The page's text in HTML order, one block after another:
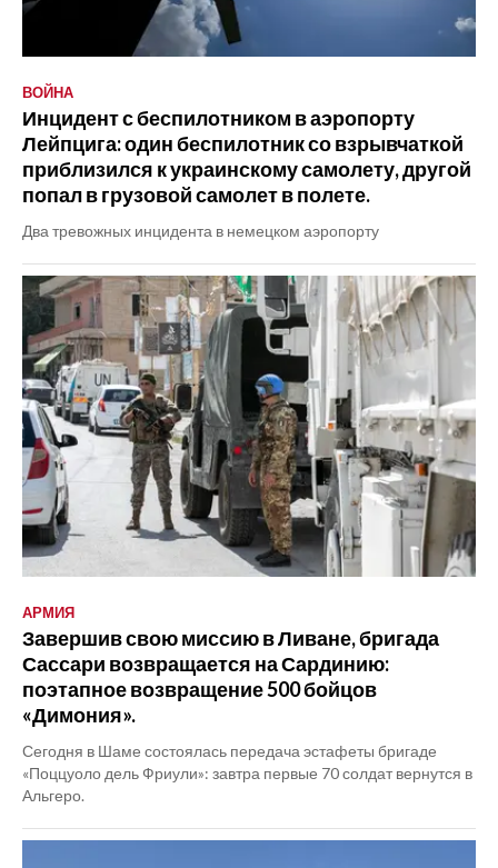
ВОЙНА
Инцидент с беспилотником в аэропорту
Лейпцига: один беспилотник со взрывчаткой
приблизился к украинскому самолету, другой
попал в грузовой самолет в полете.
Два тревожных инцидента в немецком аэропорту
АРМИЯ
Завершив свою миссию в Ливане, бригада
Сассари возвращается на Сардинию:
поэтапное возвращение 500 бойцов
«Димония».
Сегодня в Шаме состоялась передача эстафеты бригаде
«Поццуоло дель Фриули»: завтра первые 70 солдат вернутся в
Альгеро.